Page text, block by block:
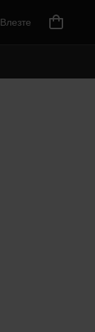
Влезте